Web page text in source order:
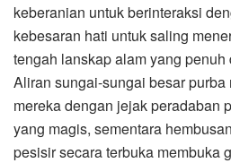
keberanian untuk berinteraksi
kebesaran hati untuk saling
tengah lanskap alam yang penuh
Aliran sungai-sungai besar
mereka dengan jejak peradaban
yang magis, sementara
pesisir secara terbuka membuka